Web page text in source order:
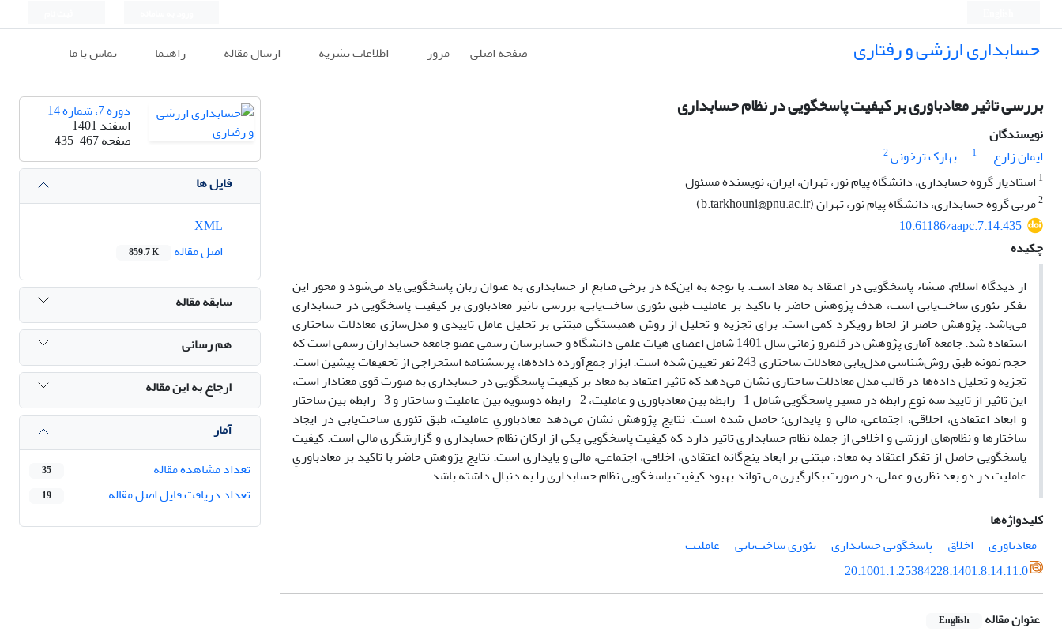
حسابداری ارزشی و رفتاری صفحه اصلی مرور اطلاعات نشریه ارسال مقاله راهنما تماس با ما
بررسی تاثیر معادباوری بر کیفیت پاسخگویی در نظام حسابداری
نویسندگان
ایمان زارع
1 بهارک ترخونی2
1 استادیار گروه حسابداری، دانشگاه پیام نور، تهران، ایران، نویسنده مسئول
2مربی گروه حسابداری، دانشگاه پیام نور، تهران (b.tarkhouni@pnu.ac.ir)
10.61186/aapc.7.14.435
چکیده
از دیدگاه اسلام، منشاء پاسخگویی در اعتقاد به معاد است. با توجه به این‌که در برخی منابع از حسابداری به عنوان زبان پاسخگویی یاد می‌شود و محور این
تفکر تئوری ساخت‌یابی است، هدف پژوهش حاضر با تاکید بر عاملیت طبق تئوری ساخت‌یابی، بررسی تاثیر معادباوری بر کیفیت پاسخگویی در حسابداری
می‌باشد. پژوهش حاضر از لحاظ رویکرد کمیاست. برای تجزیه و تحلیل از روش همبستگی مبتنی بر تحلیل عامل تاییدی و مدل‌سازی معادلات ساختاری
استفاده شد. جامعه آماری پژوهش در قلمرو زمانی سال 1401
شامل اعضای هیات علمی دانشگاه وحسابرسانرسمی عضوجامعه حسابداران رسمیاست که
حجم نمونه طبق روش‌شناسی مدل‌یابی معادلات ساختاری243 نفر تعیین شده است. ابزار جمع‌آورده داده‌ها، پرسشنامه استخراجی از تحقیقات پیشین است
.
تجزیه و تحلیل داده‌ها در قالب مدل معادلات ساختاری نشان می‌دهد که تاثیر اعتقاد به معاد بر کیفیت پاسخگویی در حسابداری به صورت قوی معنادار است،
این تاثیر از تایید سه نوع رابطه در مسیر پاسخگویی شامل 1- رابطه بین معادباوری و عاملیت، 2- رابطه دوسویه بین عاملیت و ساختار و 3- رابطه بین ساختار
و ابعاد اعتقادی، اخلاقی، اجتماعی، مالی و پایداری؛ حاصل شده است. نتایج پژوهش نشان می‌دهد معادباوریِ عاملیت، طبق تئوری ساخت‌یابی در ایجاد
ساختارها و نظام‌های ارزشی و اخلاقی از جمله نظام حسابداری تاثیر دارد که کیفیت پاسخگویی یکی از ارکان نظام حسابداری و گزارشگری مالی است. کیفیت
پاسخگویی حاصل از تفکر اعتقاد به معاد، مبتنی بر ابعاد پنج‌گانه اعتقادی، اخلاقی، اجتماعی، مالی و پایداری است. نتایج پژوهش حاضر با تاکید بر معادباوریِ
عاملیت در دو بعد نظری و عملی، در صورت بکارگیری می تواند بهبود کیفیت پاسخگویی نظام حسابداری را به دنبال داشته باشد.
کلیدواژه‌ها
معادباوری
اخلاق پاسخگویی حسابداری تئوری ساخت‌یابی
عاملیت
20.1001.1.25384228.1401.8.14.11.0
عنوان مقاله English
دوره 7، شماره 14
اسفند 1401
صفحه435-467
فایل ها
اصل مقاله
859.7 K
سابقه مقاله
هم رسانی
ارجاع به این مقاله
آمار
تعداد مشاهده مقاله
35
تعداد دریافت فایل اصل مقاله 19